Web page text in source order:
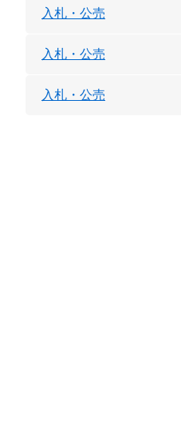
入札・公売
入札・公売
入札・公売